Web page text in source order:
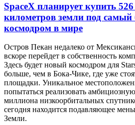
SpaceX планирует купить
километров земли под
космодром в мире
Остров Пекан недалеко от
вскоре перейдет в собственность
Здесь будет новый космодром для
больше, чем в Бока-Чике, где уже
площадки. Уникальное
попытаться реализовать
миллиона низкоорбитальных
сегодня находится подавляющее
Земли.